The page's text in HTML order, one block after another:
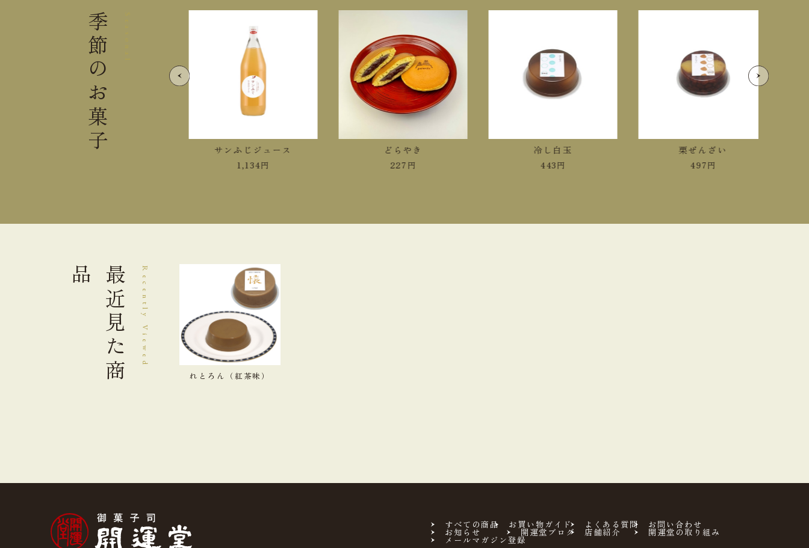
Seasonal
季節の
お菓子
紅玉ジュース サンふじジュース
1,134円
どらやき
227円
冷し白玉
443円
栗ぜんざい
497円
Recently Viewed
最近見た
商
品
れとろん（紅茶味）
すべての商品 お買い物ガイド よくある質問 お問い合わせ
お知らせ 開運堂ブログ 店舗紹介 開運堂の取り組み
メールマガジン登録